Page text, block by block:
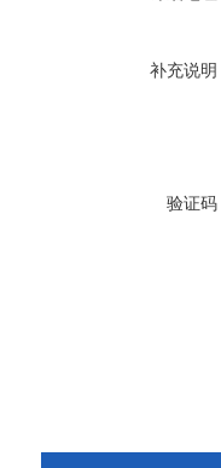
补充说明
验证码